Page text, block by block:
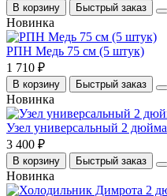
В корзину Быстрый заказ
Новинка
РПН Медь 75 см (5 штук)
1 710 ₽
В корзину Быстрый заказ
Новинка
Узел универсальный 2 дюйма
3 400 ₽
В корзину Быстрый заказ
Новинка